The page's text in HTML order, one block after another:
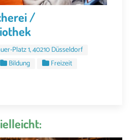
/
Platz 1, 40210 Düsseldorf
Bildung
Freizeit